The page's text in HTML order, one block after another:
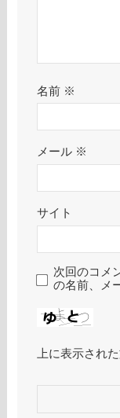
名前 ※
メール ※
サイト
次回のコメ
の名前、メ
上に表示され